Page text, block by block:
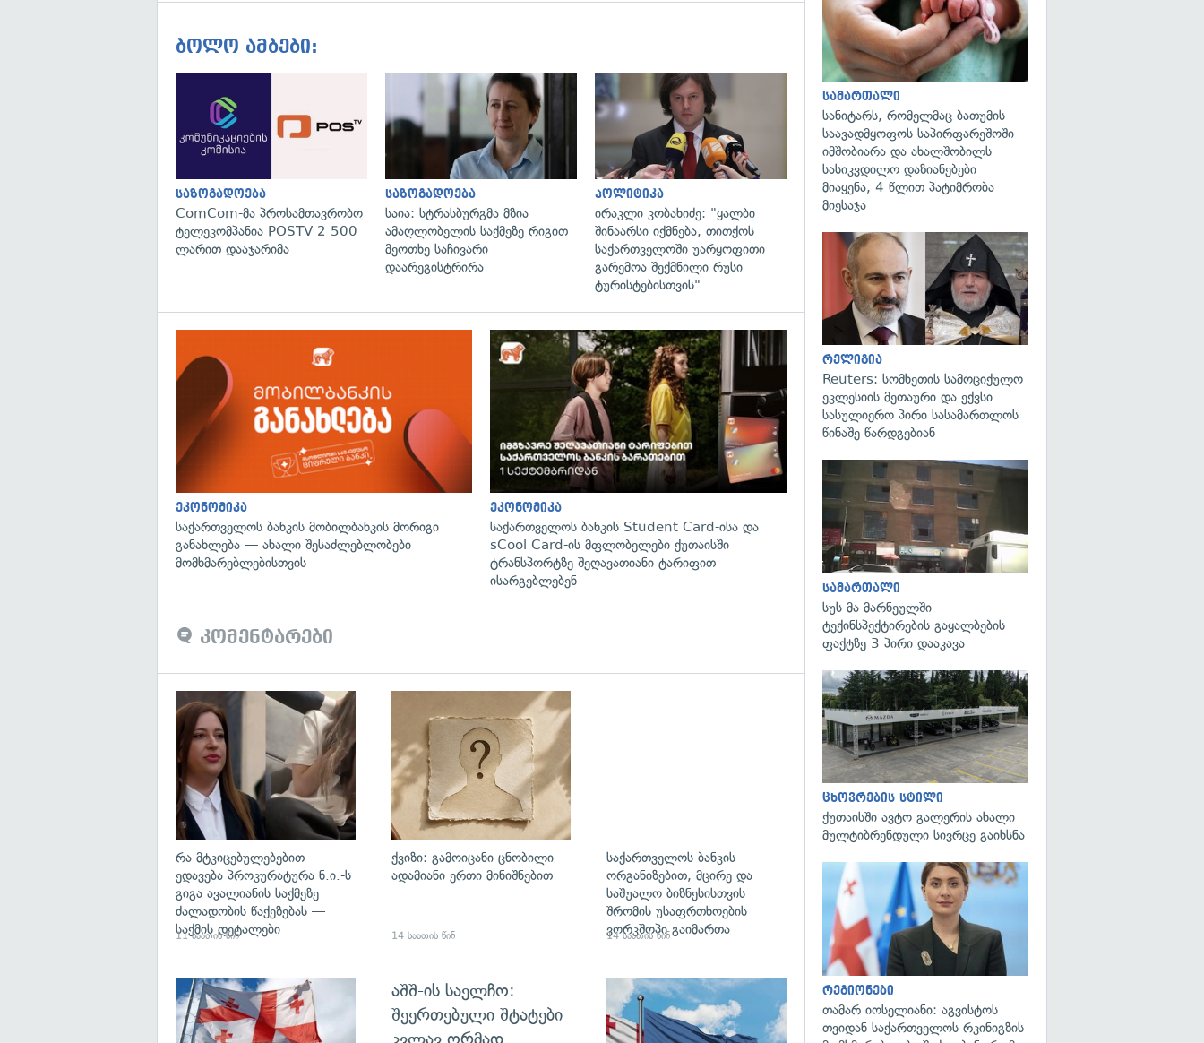
ბოლო ამბები:
გადახედვა
საზოგადოება
ComCom-მა პროსამთავრობო
ტელეკომპანია POSTV 2 500
ლარით დააჯარიმა
საზოგადოება
საია: სტრასბურგმა მზია
ამაღლობელის საქმეზე რიგით
მეოთხე საჩივარი
დაარეგისტრირა
გადახედვა
პოლიტიკა
ირაკლი კობახიძე: "ყალბი
შინაარსი იქმნება, თითქოს
საქართველოში უარყოფითი
გარემოა შექმნილი რუსი
ტურისტებისთვის"
ეკონომიკა
საქართველოს ბანკის მობილბანკის მორიგი
განახლება — ახალი შესაძლებლობები
მომხმარებლებისთვის
ეკონომიკა
საქართველოს ბანკის Student Card-ისა და
sCool Card-ის მფლობელები ქუთაისში
ტრანსპორტზე შეღავათიანი ტარიფით
ისარგებლებენ
კომენტარები
რა მტკიცებულებებით
ედავება პროკურატურა ნ.ი.-ს
გიგა ავალიანის საქმეზე
ძალადობის წაქეზებას —
საქმის დეტალები
11 საათის წინ
ქვიზი: გამოიცანი ცნობილი
ადამიანი ერთი მინიშნებით
14 საათის წინ
საქართველოს ბანკის
ორგანიზებით, მცირე და
საშუალო ბიზნესისთვის
შრომის უსაფრთხოების
ვორკშოპი გაიმართა
14 საათის წინ
გადახედვა
აშშ-ის საელჩო:
შეერთებული შტატები
კვლავ ღრმად
გადახედვა
სამართალი
სანიტარს, რომელმაც ბათუმის
საავადმყოფოს საპირფარეშოში
იმშობიარა და ახალშობილს
სასიკვდილო დაზიანებები
მიაყენა, 4 წლით პატიმრობა
მიესაჯა
რელიგია
Reuters: სომხეთის სამოციქულო
ეკლესიის მეთაური და ექვსი
სასულიერო პირი სასამართლოს
წინაშე წარდგებიან
სამართალი
სუს-მა მარნეულში
ტექინსპექტირების გაყალბების
ფაქტზე 3 პირი დააკავა
ცხოვრების სტილი
ქუთაისში ავტო გალერის ახალი
მულტიბრენდული სივრცე გაიხსნა
რეგიონები
თამარ იოსელიანი: აგვისტოს
თვიდან საქართველოს რკინიგზის